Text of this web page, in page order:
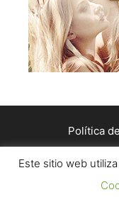
Política
© 2026 Maestros
Este sitio web